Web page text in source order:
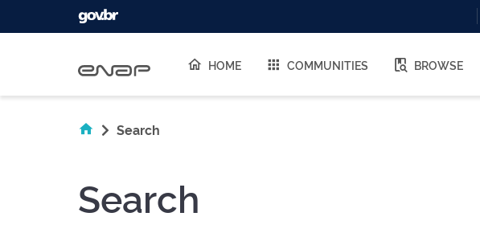
HOME COMMUNITIES BROWSE
Search
Search